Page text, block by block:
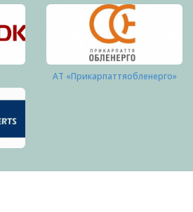
АТ «Прикарпаттяобленерго»